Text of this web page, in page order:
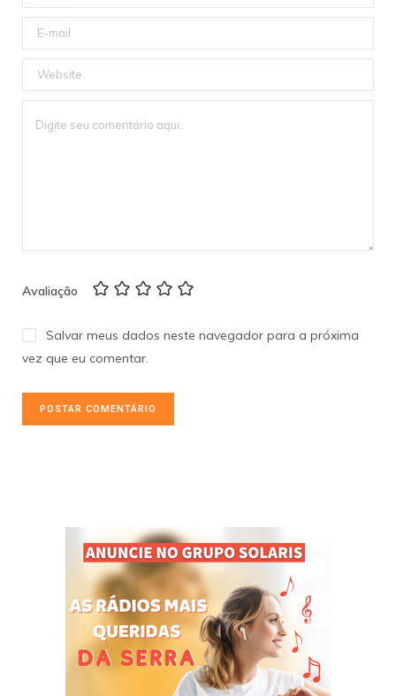
Avaliação
Salvar meus dados neste navegador para a próxima
vez que eu comentar.